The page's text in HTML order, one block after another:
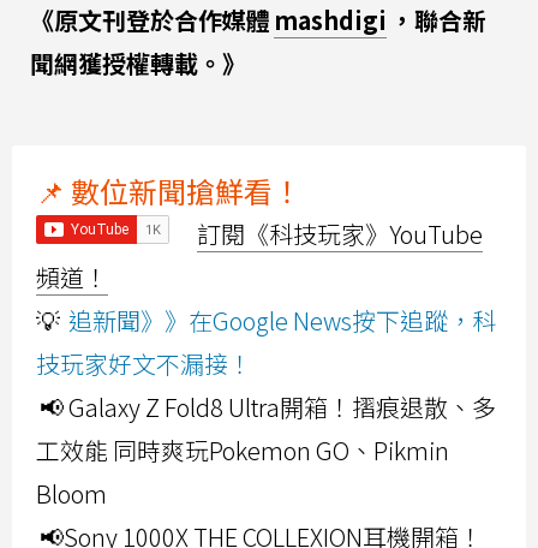
《原文刊登於合作媒體 mashdigi ，聯合新
聞網獲授權轉載。》
📌 數位新聞搶鮮看！
訂閱《科技玩家》YouTube
頻道！
💡 追新聞》》在Google News按下追蹤，科
技玩家好文不漏接！
📢 Galaxy Z Fold8 Ultra開箱！摺痕退散、多
工效能 同時爽玩Pokemon GO、Pikmin
Bloom
📢Sony 1000X THE COLLEXION耳機開箱！